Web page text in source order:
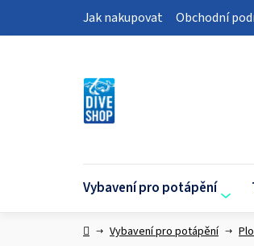
Jak nakupovat Obchodní
Vybavení pro potápění
DomůVybavení pro potápění